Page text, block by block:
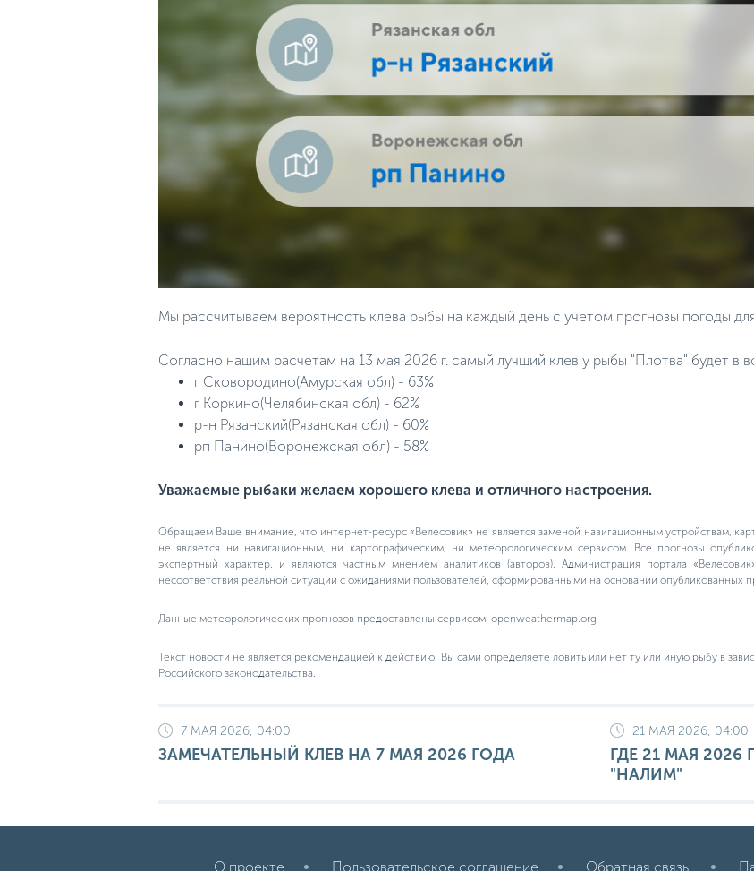
Мы рассчитываем вероятность клева рыбы на каждый день с учетом прогнозы погоды
Согласно нашим расчетам на 13 мая 2026 г. самый лучший клев у рыбы "Плотва" будет в
г Сковородино(Амурская обл) - 63%
г Коркино(Челябинская обл) - 62%
р-н Рязанский(Рязанская обл) - 60%
рп Панино(Воронежская обл) - 58%
Уважаемые рыбаки желаем хорошего клева и отличного настроения.
Обращаем Ваше внимание, что интернет-ресурс «Велесовик» не является заменой навигационным устройствам,
не является ни навигационным, ни картографическим, ни метеорологическим сервисом. Все прогнозы
экспертный характер, и являются частным мнением аналитиков (авторов). Администрация портала
несоответствия реальной ситуации с ожиданиями пользователей, сформированными на основании опубликованных
Данные метеорологических прогнозов предоставлены сервисом: openweathermap.org
Текст новости не является рекомендацией к действию. Вы сами определяете ловить или нет ту или иную рыбу в
Российского законодательства.
7 МАЯ 2026, 04:00
ЗАМЕЧАТЕЛЬНЫЙ КЛЕВ НА 7 МАЯ 2026 ГОДА
21 МАЯ 2026, 04:00
ГДЕ 21 МАЯ
"НАЛИМ"
О проекте Пользовательское соглашение Обратная связь.